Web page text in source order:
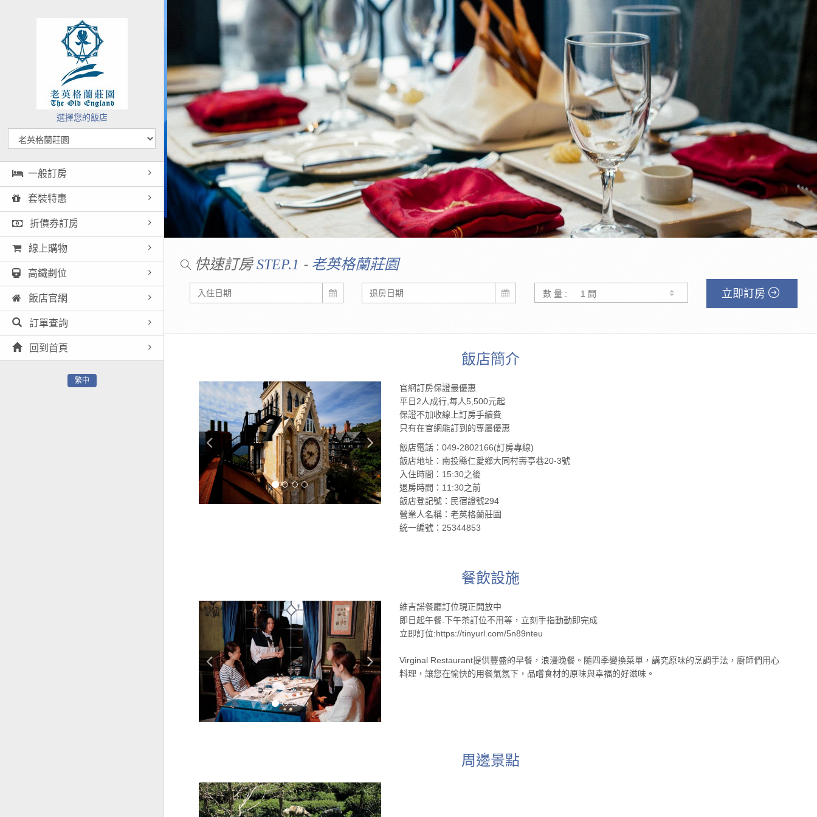
選擇您的飯店
一般訂房
套裝特惠
折價券訂房
線上購物
高鐵劃位
飯店官網
訂單查詢
回到首頁
繁中
快速訂房STEP.1 - 老英格蘭莊園
數 量 : 立即訂房
飯店簡介
官網訂房保證最優惠
平日2人成行,每人5,500元起
保證不加收線上訂房手續費
只有在官網能訂到的專屬優惠
飯店電話：049-2802166(訂房專線)
飯店地址：南投縣仁愛鄉大同村壽亭巷20-3號
入住時間：15:30之後
退房時間：11:30之前
飯店登記號：民宿證號294
營業人名稱：老英格蘭莊園
統一編號：25344853
餐飲設施
維吉諾餐廳訂位現正開放中
即日起午餐.下午茶訂位不用等，立刻手指動動即完成
立即訂位:https://tinyurl.com/5n89nteu
Virginal Restaurant提供豐盛的早餐，浪漫晚餐。隨四季變換菜單，講究原味的烹調手法，廚師們用心
料理，讓您在愉快的用餐氣氛下，品嚐食材的原味與幸福的好滋味。
周邊景點